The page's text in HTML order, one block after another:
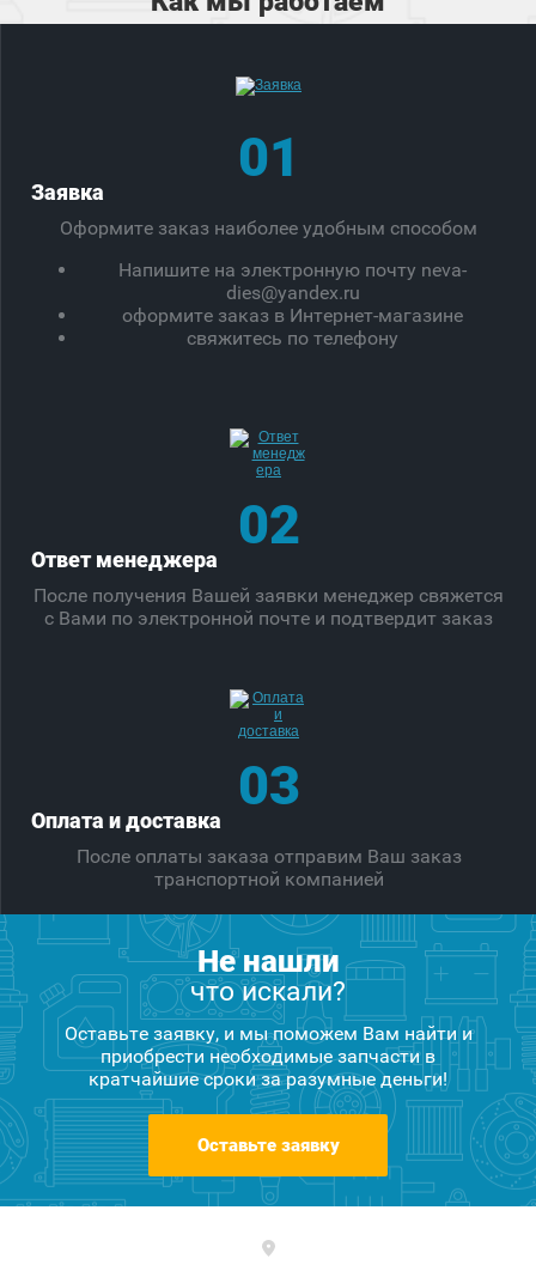
01
Заявка
Оформите заказ наиболее удобным способом
Напишите на электронную почту neva-
dies@yandex.ru
оформите заказ в Интернет-магазине
свяжитесь по телефону
02
Ответ менеджера
После получения Вашей заявки менеджер свяжется
с Вами по электронной почте и подтвердит заказ
03
Оплата и доставка
После оплаты заказа отправим Ваш заказ
транспортной компанией
Не нашли
что искали?
Оставьте заявку, и мы поможем Вам найти и
приобрести необходимые запчасти в
кратчайшие сроки за разумные деньги!
Оставьте заявку